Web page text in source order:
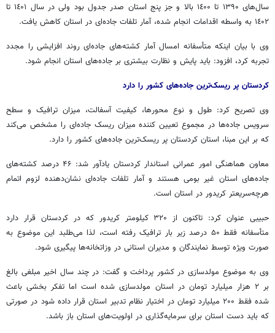
سال‌های ۱۳۹۰ تا ۱٤۰۰ بالا و جز پنج استان صدر جدول بود ولی در سال ۱٤۰۱ تا
۱٤۰۲ به واسطه اقدامات انجام شده، آمار تلفات جاده‌ای در استان کاهش یافت.
وی با بیان اینکه متأسفانه امسال آمار کشته‌های جاده‌ای روند افزایشی را مجدد
تجربه کرد، افزود: باید پایش و نظارت بیشتری بر جاده‌های استان انجام شود.
کردستان پر ریسک‌ترین جاده‌های کشور را دارد
وی تصریح کرد: طول و نوع محورها، کیفیت آسفالت، میزان ترافیک و سطح
سرویس جاده‌ها در مجموع تعیین کننده میزان ریسک جاده‌ای را مشخص می‌کند
که بر این مبنا، استان کردستان پر ریسک‌ترین جاده‌های کشور را دارد.
معاون هماهنگی امور عمرانی استاندار کردستان یادآور شد: ۴۶ درصد کشته‌های
جاده‌های استان غیر بومی هستند و آمار تلفات جاده‌ای نشان‌دهنده لزوم اتمام
هرچه‌سریعتر کریدور در استان است.
حبیبی عنوان کرد: تاکنون از ۳۲۰ کیلومتر کریدور که در کردستان قرار دارد
متأسفانه فقط ۵۰ درصد زیر بار ترافیک رفته است، لذا می‌طلبد این موضوع به
صورت ویژه توسط نمایندگان و مدیران استانی در وزاتخانه‌ها پیگیری شود.
وی به موضوع مولدسازی در کشور پرداخت و گفت: در چند سال اخیر مبلغی بالغ
بر ۲ هزار میلیارد تومان در استان مولدسازی شده است اما تفکر بخشی باعث
شده فقط ۲۰۰ میلیارد تومان در اختیار نظام تدبیر استان قرار داده شود در صورتی
که باید دست استان برای سرمایه‌گذاری در اولویت‌های استان باز باشد.